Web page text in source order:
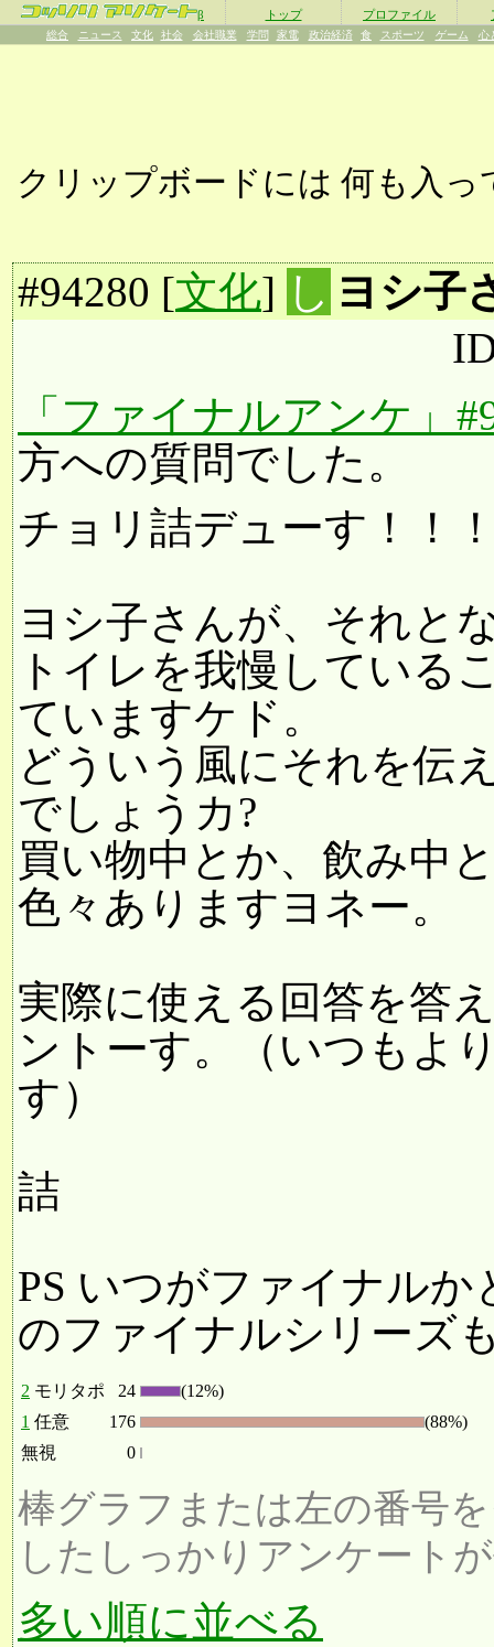
β トップ プロファイル
総合 ニュース 文化 社会 会社職業 学問 家電 政治経済 食 スポーツ ゲーム 心
クリップボードには 何も入っ
#94280 [文化] し ヨシ子
「ファイナルアンケ」
方への質問でした。
チョリ詰デューす！！
ヨシ子さんが、それと
トイレを我慢している
ていますケド。
どういう風にそれを伝
でしょうカ?
買い物中とか、飲み中
色々ありますヨネー。
実際に使える回答を答
ントーす。（いつもよ
す）
詰
PS いつがファイナル
のファイナルシリーズ
2 モリタポ 24
(12%)
1 任意 176
(88%)
無視
0
棒グラフまたは左の番号
したしっかりアンケート
多い順に並べる